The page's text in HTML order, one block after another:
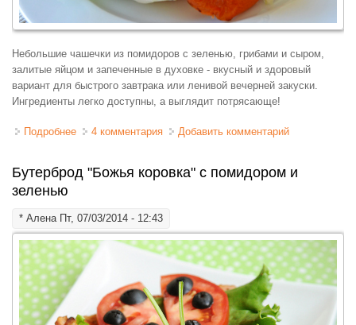
Небольшие чашечки из помидоров с зеленью, грибами и сыром,
залитые яйцом и запеченные в духовке - вкусный и здоровый
вариант для быстрого завтрака или ленивой вечерней закуски.
Ингредиенты легко доступны, а выглядит потрясающе!
Подробнее о Яйцо, запеченное в томате (помидоре)
4 комментария Добавить комментарий
Бутерброд "Божья коровка" с помидором и
зеленью
* АленаПт, 07/03/2014 - 12:43